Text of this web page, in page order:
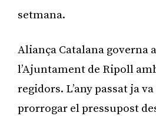
setmana.
Aliança Catalana governa
l’Ajuntament de Ripoll
regidors. L’any passat ja
prorrogar el pressupost